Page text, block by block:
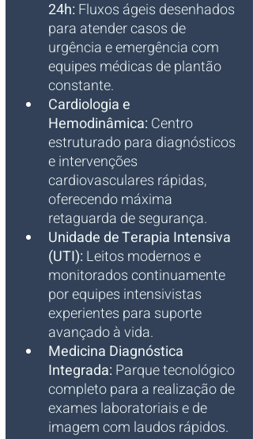
24h: Fluxos ágeis desenhados
para atender casos de
urgência e emergência com
equipes médicas de plantão
constante.
Cardiologia e
Hemodinâmica: Centro
estruturado para diagnósticos
e intervenções
cardiovasculares rápidas,
oferecendo máxima
retaguarda de segurança.
Unidade de Terapia Intensiva
(UTI): Leitos modernos e
monitorados continuamente
por equipes intensivistas
experientes para suporte
avançado à vida.
Medicina Diagnóstica
Integrada: Parque tecnológico
completo para a realização de
exames laboratoriais e de
imagem com laudos rápidos.